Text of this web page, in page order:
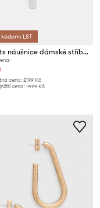
LST
AllSaints náušnice dámské stříbrné
cena:2199 Kč
cena:1499 Kč